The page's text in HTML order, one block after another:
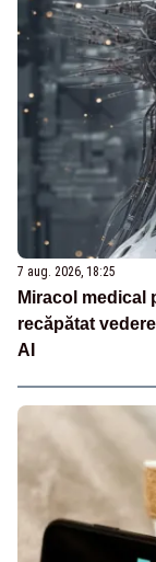
7 aug. 2026, 18:25
Miracol medical
recăpătat
AI